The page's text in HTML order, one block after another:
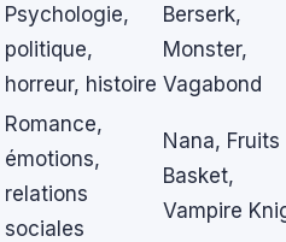
Psychologie,
politique,
horreur, histoire
Berserk,
Monster,
Vagabond
Romance,
émotions,
relations
sociales
Nana, Fruits
Basket,
Vampire